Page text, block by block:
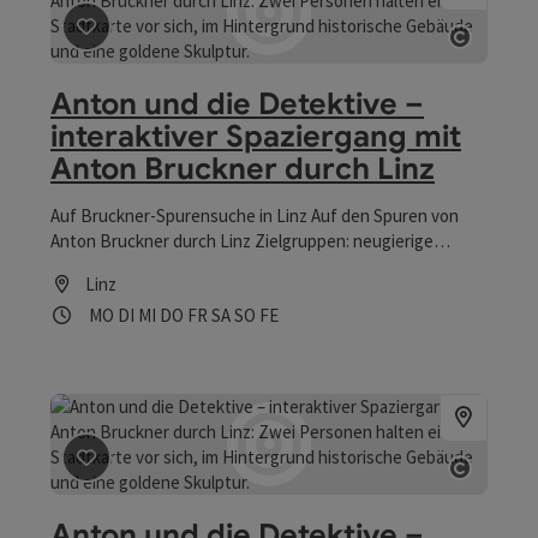
Beitrag merken: Anton und die Detektive –
Anton und die Detektive –
interaktiver Spaziergang mit
Anton Bruckner durch Linz
Auf Bruckner-Spurensuche in Linz Auf den Spuren von
Anton Bruckner durch Linz Zielgruppen: neugierige
Linz
Öffnungszeiten
MO Montag geöffnet
DI Dienstag geöffnet
MI Mittwoch geöffnet
DO Donnerstag geöffnet
FR Freitag geöffnet
SASamstag geöffnet
SO Sonntag geöffnet
FEFeiertag geöffnet
Beitrag merken: Anton und die Detektive –